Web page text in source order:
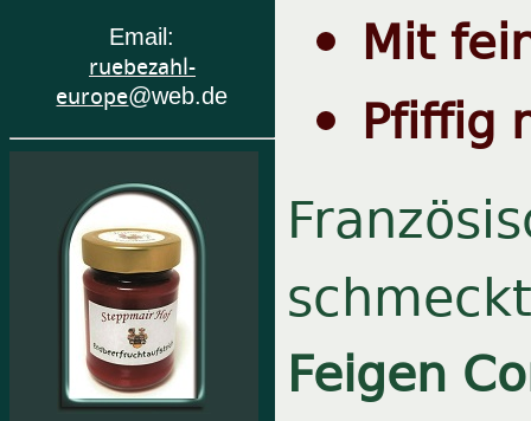
Email:
ruebezahl-
europe@web.de
Mit
Pfiffig
Feigen